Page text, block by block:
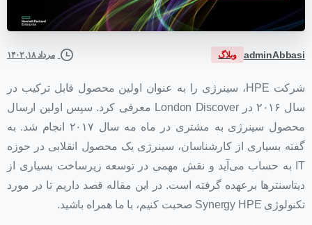
adminAbbasi وبلاگ مرداد ۱۸, ۱۴۰۲
شرکت HPE، سینرژی را به عنوان اولین محصول قابل ترکیب در
سال ۲۰۱۶ در London Discover معرفی کرد. سپس اولین ارسال
محصول سینرژی به مشتری در ماه مه سال ۲۰۱۷ انجام شد. به
گفته بسیاری از کارشناسان، سینرژی یک محصول انقلابی در حوزه
IT به حساب می‌آید و نقش مهمی در توسعه زیرساخت بسیاری از
دیتاسنترها برعهده گرفته است. در این مقاله قصد داریم تا در مورد
تکنولوژی Synergy HPE صحبت کنیم، با ما همراه باشید.